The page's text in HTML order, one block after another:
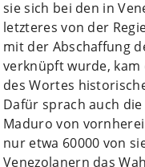
sie sich bei den in
letzteres von der
mit der Abschaffung
verknüpft wurde, kam
des Wortes
Dafür sprach auch
Maduro von
nur etwa 60000 von
Venezolanern das